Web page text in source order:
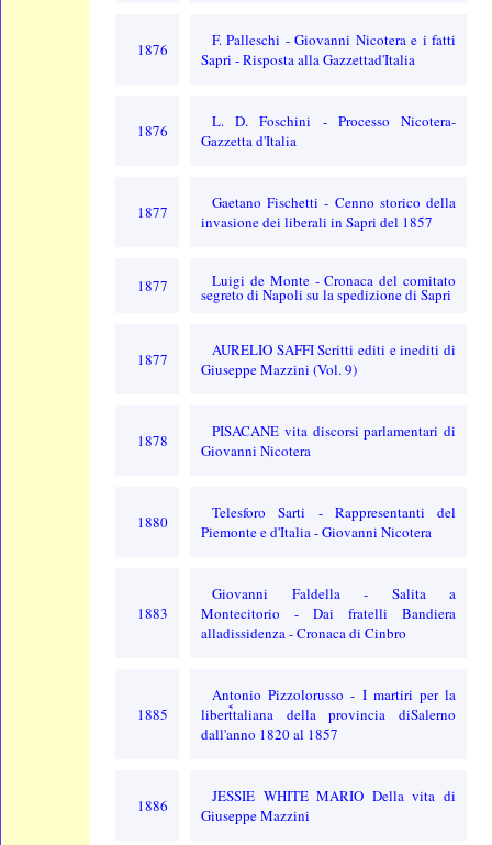
1876
F. Palleschi - Giovanni Nicotera e i fatti
Sapri - Risposta alla Gazzettad'Italia
1876
L. D. Foschini - Processo Nicotera-
Gazzetta d'Italia
1877
Gaetano Fischetti - Cenno storico della
invasione dei liberali in Sapri del 1857
1877 Luigi de Monte - Cronaca del comitato
segreto di Napoli su la spedizione di Sapri
1877
AURELIO SAFFI Scritti editi e inediti di
Giuseppe Mazzini (Vol. 9)
1878
PISACANE vita discorsi parlamentari di
Giovanni Nicotera
1880
Telesforo Sarti - Rappresentanti del
Piemonte e d'Italia - Giovanni Nicotera
1883
Giovanni Faldella - Salita a
Montecitorio - Dai fratelli Bandiera
alladissidenza - Cronaca di Cinbro
1885
Antonio Pizzolorusso - I martiri per la
libertࠩtaliana della provincia diSalerno
dall'anno 1820 al 1857
1886
JESSIE WHITE MARIO Della vita di
Giuseppe Mazzini